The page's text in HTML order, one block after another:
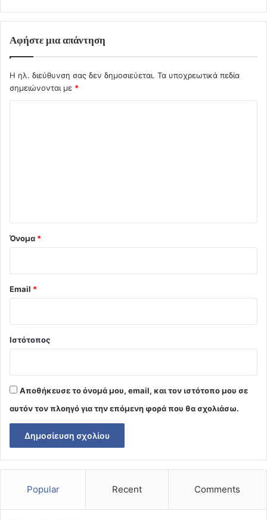
Αφήστε μια απάντηση
Η ηλ. διεύθυνση σας δεν δημοσιεύεται. Τα υποχρεωτικά πεδία
σημειώνονται με *
Όνομα *
Email *
Ιστότοπος
Αποθήκευσε το όνομά μου, email, και τον ιστότοπο μου σε
αυτόν τον πλοηγό για την επόμενη φορά που θα σχολιάσω.
Popular Recent Comments